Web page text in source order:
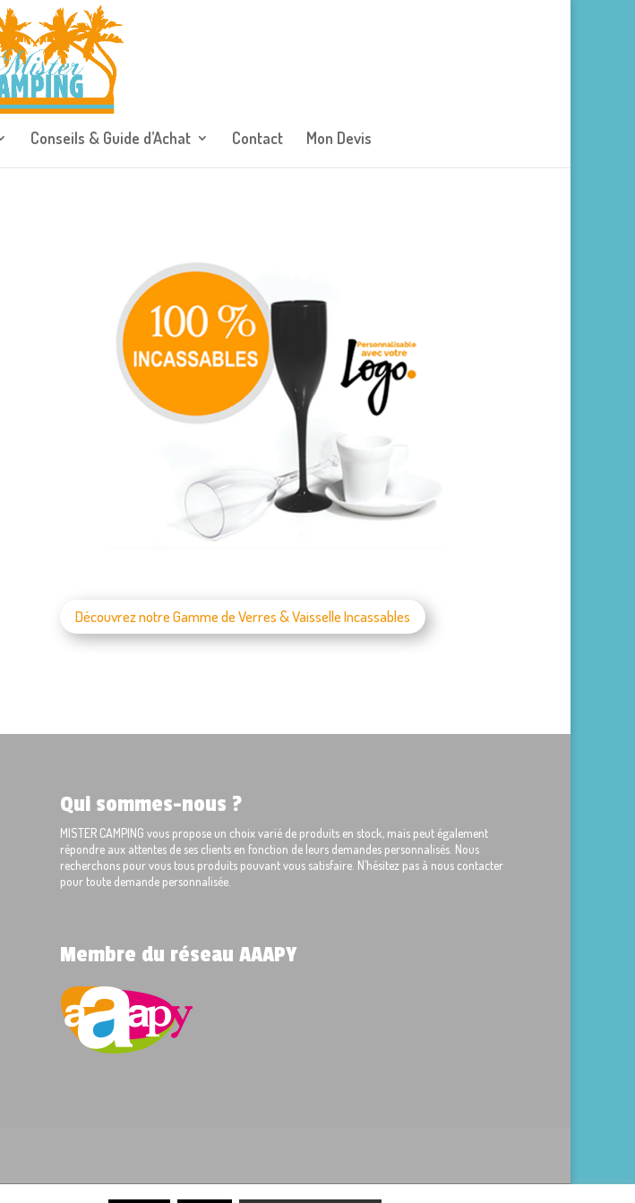
Conseils & Guide d’Achat Contact Mon Devis
Découvrez notre Gamme de Verres & Vaisselle Incassables
Qui sommes-nous ?
MISTER CAMPING vous propose un choix varié de produits en stock, mais peut également
répondre aux attentes de ses clients en fonction de leurs demandes personnalisés. Nous
recherchons pour vous tous produits pouvant vous satisfaire. N’hésitez pas à nous contacter
pour toute demande personnalisée.
Membre du réseau AAAPY